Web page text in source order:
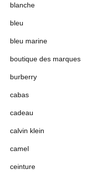
blanche
bleu
bleu marine
boutique des marques
burberry
cabas
cadeau
calvin klein
camel
ceinture